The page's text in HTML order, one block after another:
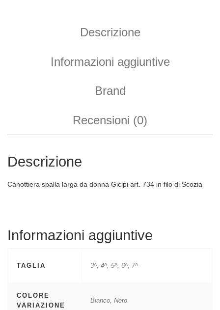
Descrizione
Informazioni aggiuntive
Brand
Recensioni (0)
Descrizione
Canottiera spalla larga da donna Gicipi art. 734 in filo di Scozia
Informazioni aggiuntive
TAGLIA 3^, 4^, 5^, 6^, 7^
COLORE
VARIAZIONE
Bianco, Nero